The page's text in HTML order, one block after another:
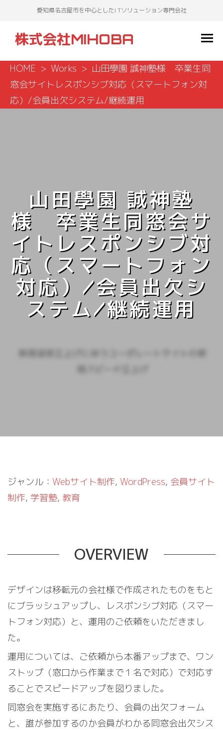
愛知県名古屋市を中心としたI Tソリューション専門会社
株式会社MIHOBA
HOME Works
山田學園 誠神塾様 卒業生同
窓会サイトレスポンシブ対応（スマートフォン対
応）/会員出欠システム/継続運用
山田學園 誠神塾
様 卒業生同窓会サ
イトレスポンシブ対
応（スマートフォン
対応）/会員出欠シ
ステム/継続運用
新規事業立上げに伴うコーポレートサイトの新
規スピード立上げ
ジャンル： Webサイト制作, WordPress, 会員サイト
制作, 学習塾, 教育
OVERVIEW
デザインは移転元の会社様で作成されたものをもと
にブラッシュアップし、レスポンシブ対応（スマー
トフォン対応）と、運用のご依頼をいただきまし
た。
運用については、ご依頼から本番アップまで、ワン
ストップ（窓口から作業まで１名で対応）で対応す
ることでスピードアップを図りました。
同窓会を実施するにあたり、会員の出欠フォーム
と、誰が参加するのか会員がわかる同窓会出欠シス